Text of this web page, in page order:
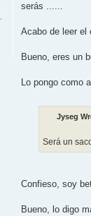
serás ......
Acabo de leer el
Bueno, eres un
Lo pongo como
Jyseg
Será un
Confieso, soy
Bueno, lo digo